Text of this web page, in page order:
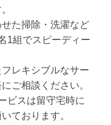
た掃除・洗濯など
1組でスピーディー
レキシブルなサー
ご相談ください。
ビスは留守宅時に
ております。